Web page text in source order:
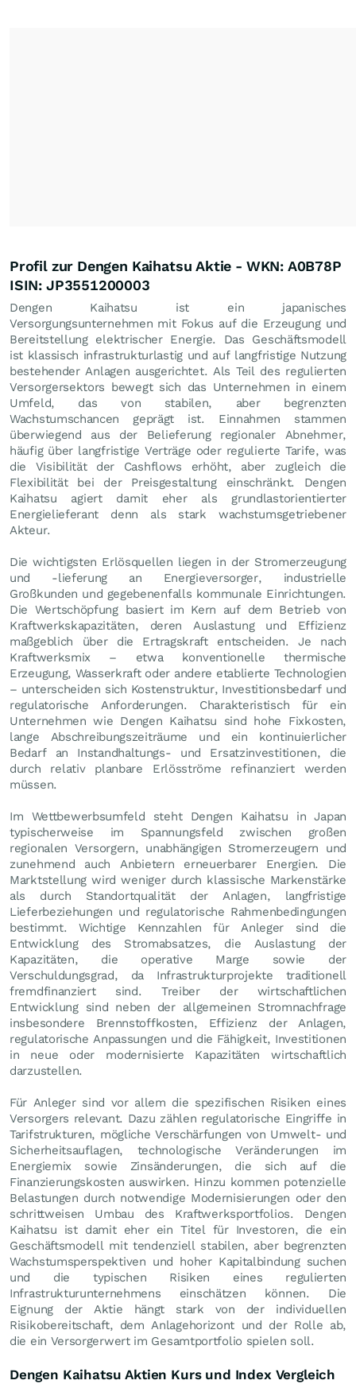
Profil zur Dengen Kaihatsu Aktie - WKN: A0B78P
ISIN: JP3551200003
Dengen Kaihatsu ist ein japanisches
Versorgungsunternehmen mit Fokus auf die Erzeugung und
Bereitstellung elektrischer Energie. Das Geschäftsmodell
ist klassisch infrastrukturlastig und auf langfristige Nutzung
bestehender Anlagen ausgerichtet. Als Teil des regulierten
Versorgersektors bewegt sich das Unternehmen in einem
Umfeld, das von stabilen, aber begrenzten
Wachstumschancen geprägt ist. Einnahmen stammen
überwiegend aus der Belieferung regionaler Abnehmer,
häufig über langfristige Verträge oder regulierte Tarife, was
die Visibilität der Cashflows erhöht, aber zugleich die
Flexibilität bei der Preisgestaltung einschränkt. Dengen
Kaihatsu agiert damit eher als grundlastorientierter
Energielieferant denn als stark wachstumsgetriebener
Akteur.
Die wichtigsten Erlösquellen liegen in der Stromerzeugung
und -lieferung an Energieversorger, industrielle
Großkunden und gegebenenfalls kommunale Einrichtungen.
Die Wertschöpfung basiert im Kern auf dem Betrieb von
Kraftwerkskapazitäten, deren Auslastung und Effizienz
maßgeblich über die Ertragskraft entscheiden. Je nach
Kraftwerksmix – etwa konventionelle thermische
Erzeugung, Wasserkraft oder andere etablierte Technologien
– unterscheiden sich Kostenstruktur, Investitionsbedarf und
regulatorische Anforderungen. Charakteristisch für ein
Unternehmen wie Dengen Kaihatsu sind hohe Fixkosten,
lange Abschreibungszeiträume und ein kontinuierlicher
Bedarf an Instandhaltungs- und Ersatzinvestitionen, die
durch relativ planbare Erlösströme refinanziert werden
müssen.
Im Wettbewerbsumfeld steht Dengen Kaihatsu in Japan
typischerweise im Spannungsfeld zwischen großen
regionalen Versorgern, unabhängigen Stromerzeugern und
zunehmend auch Anbietern erneuerbarer Energien. Die
Marktstellung wird weniger durch klassische Markenstärke
als durch Standortqualität der Anlagen, langfristige
Lieferbeziehungen und regulatorische Rahmenbedingungen
bestimmt. Wichtige Kennzahlen für Anleger sind die
Entwicklung des Stromabsatzes, die Auslastung der
Kapazitäten, die operative Marge sowie der
Verschuldungsgrad, da Infrastrukturprojekte traditionell
fremdfinanziert sind. Treiber der wirtschaftlichen
Entwicklung sind neben der allgemeinen Stromnachfrage
insbesondere Brennstoffkosten, Effizienz der Anlagen,
regulatorische Anpassungen und die Fähigkeit, Investitionen
in neue oder modernisierte Kapazitäten wirtschaftlich
darzustellen.
Für Anleger sind vor allem die spezifischen Risiken eines
Versorgers relevant. Dazu zählen regulatorische Eingriffe in
Tarifstrukturen, mögliche Verschärfungen von Umwelt- und
Sicherheitsauflagen, technologische Veränderungen im
Energiemix sowie Zinsänderungen, die sich auf die
Finanzierungskosten auswirken. Hinzu kommen potenzielle
Belastungen durch notwendige Modernisierungen oder den
schrittweisen Umbau des Kraftwerksportfolios. Dengen
Kaihatsu ist damit eher ein Titel für Investoren, die ein
Geschäftsmodell mit tendenziell stabilen, aber begrenzten
Wachstumsperspektiven und hoher Kapitalbindung suchen
und die typischen Risiken eines regulierten
Infrastrukturunternehmens einschätzen können. Die
Eignung der Aktie hängt stark von der individuellen
Risikobereitschaft, dem Anlagehorizont und der Rolle ab,
die ein Versorgerwert im Gesamtportfolio spielen soll.
Dengen Kaihatsu Aktien Kurs und Index Vergleich